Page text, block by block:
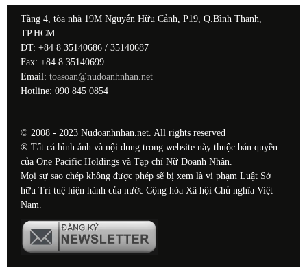
Tầng 4, tòa nhà 19M Nguyễn Hữu Cảnh, P19, Q.Bình Thạnh,
TP.HCM
ĐT: +84 8 35140686 / 35140687
Fax: +84 8 35140699
Email: toasoan@nudoanhnhan.net
Hotline: 090 845 0854
© 2008 - 2023 Nudoanhnhan.net. All rights reserved
® Tất cả hình ảnh và nội dung trong website này thuộc bản quyền
của One Pacific Holdings và Tạp chí Nữ Doanh Nhân.
Mọi sự sao chép không được phép sẽ bị xem là vi phạm Luật Sở
hữu Trí tuệ hiện hành của nước Cộng hòa Xã hội Chủ nghĩa Việt
Nam.